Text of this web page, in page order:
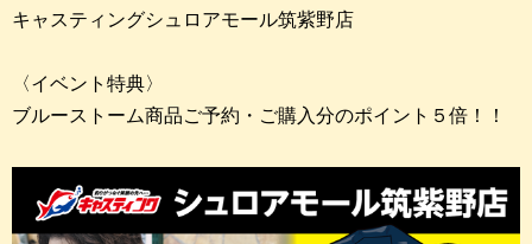
キャスティングシュロアモール筑紫野店
〈イベント特典〉
ブルーストーム商品ご予約・ご購入分のポイント５倍！！